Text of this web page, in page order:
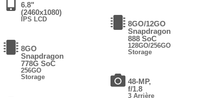
6.8"
(2460x1080)
IPS LCD
8GO
Snapdragon
778G SoC
256GO
Storage
8GO/12GO
Snapdragon
888 SoC
128GO/256GO
Storage
48-MP,
f/1.8
3 Arrière